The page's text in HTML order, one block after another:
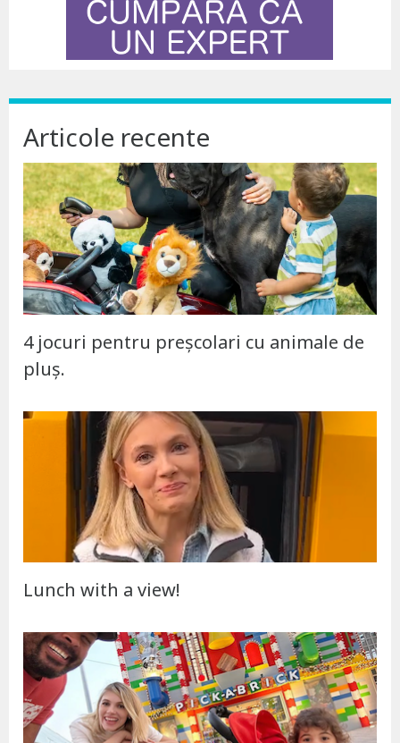
Articole recente
4 jocuri pentru preșcolari cu animale de
pluș.
Lunch with a view!